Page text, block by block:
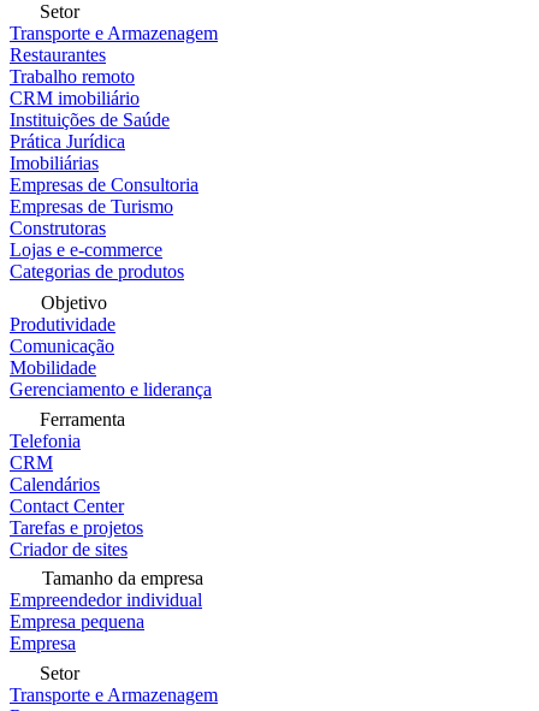
Setor
Transporte e Armazenagem
Restaurantes
Trabalho remoto
CRM imobiliário
Instituições de Saúde
Prática Jurídica
Imobiliárias
Empresas de Consultoria
Empresas de Turismo
Construtoras
Lojas e e-commerce
Categorias de produtos
Objetivo
Produtividade
Comunicação
Mobilidade
Gerenciamento e liderança
Ferramenta
Telefonia
CRM
Calendários
Contact Center
Tarefas e projetos
Criador de sites
Tamanho da empresa
Empreendedor individual
Empresa pequena
Empresa
Setor
Transporte e Armazenagem